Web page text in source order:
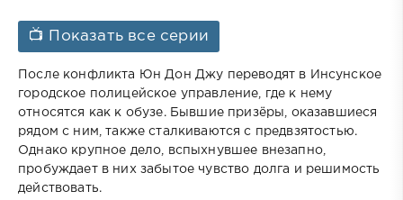
📺 Показать все серии
После конфликта Юн Дон Джу переводят в Инсунское
городское полицейское управление, где к нему
относятся как к обузе. Бывшие призёры, оказавшиеся
рядом с ним, также сталкиваются с предвзятостью.
Однако крупное дело, вспыхнувшее внезапно,
пробуждает в них забытое чувство долга и решимость
действовать.